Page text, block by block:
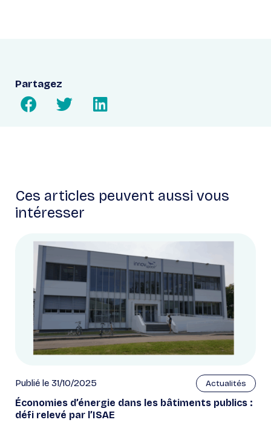
Partagez
Ces articles peuvent aussi vous
intéresser
Publié le 31/10/2025 Actualités
Économies d’énergie dans les bâtiments publics :
défi relevé par l’ISAE